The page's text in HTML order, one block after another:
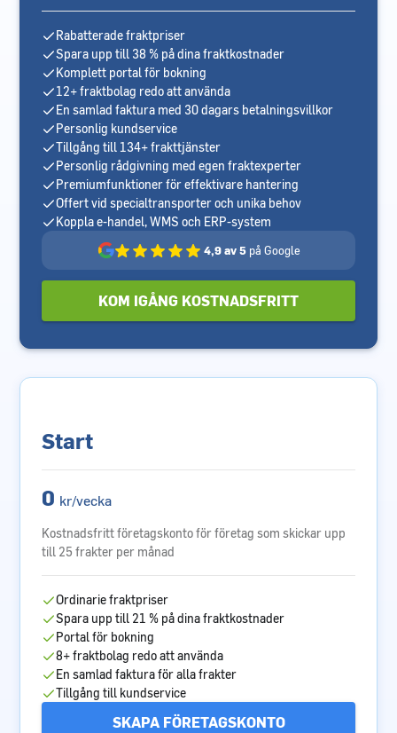
Rabatterade fraktpriser
Spara upp till 38 % på dina fraktkostnader
Komplett portal för bokning
12+ fraktbolag redo att använda
En samlad faktura med 30 dagars betalningsvillkor
Personlig kundservice
Tillgång till 134+ frakttjänster
Personlig rådgivning med egen fraktexperter
Premiumfunktioner för effektivare hantering
Offert vid specialtransporter och unika behov
Koppla e-handel, WMS och ERP-system
4,9 av 5på Google
KOM IGÅNG KOSTNADSFRITT
Start
0 kr/vecka
Kostnadsfritt företagskonto för företag som skickar upp
till 25 frakter per månad
Ordinarie fraktpriser
Spara upp till 21 % på dina fraktkostnader
Portal för bokning
8+ fraktbolag redo att använda
En samlad faktura för alla frakter
Tillgång till kundservice
SKAPA FÖRETAGSKONTO